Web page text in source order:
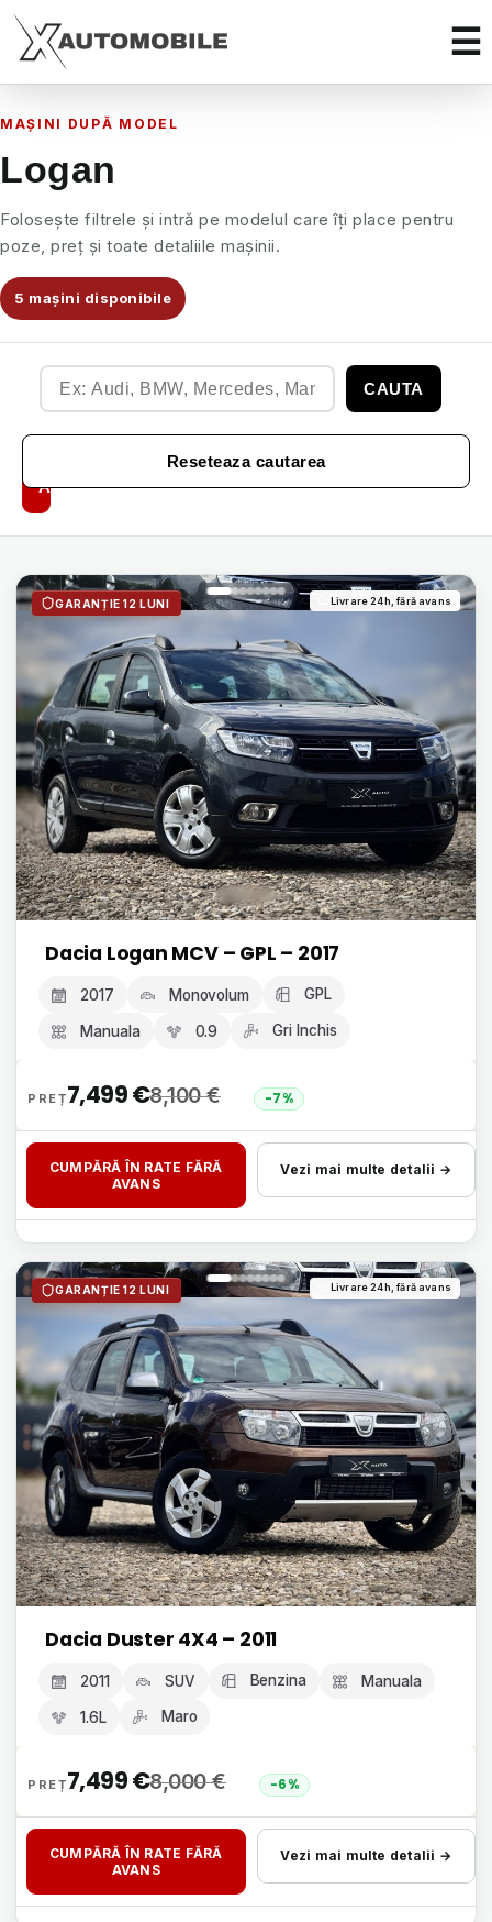
MAȘINI DUPĂ MODEL
Logan
Folosește filtrele și intră pe modelul care îți place pentru
poze, preț și toate detaliile mașinii.
5 mașini disponibile
CAUTA
Auto
Reseteaza cautarea
GARANȚIE 12 LUNI Livrare 24h, fără avans
Dacia Logan MCV – GPL – 2017
2017 Monovolum GPL
Manuala 0.9 Gri Inchis
8,100€
7,499€ -7%
CUMPĂRĂ ÎN RATE FĂRĂ
AVANS
Vezi mai multe detalii →
GARANȚIE 12 LUNI Livrare 24h, fără avans
Dacia Duster 4X4 – 2011
2011 SUV Benzina Manuala
1.6L Maro
8,000€
7,499€ -6%
CUMPĂRĂ ÎN RATE FĂRĂ
AVANS
Vezi mai multe detalii →